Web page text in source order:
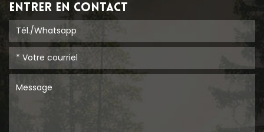
ENTRER EN CONTACT